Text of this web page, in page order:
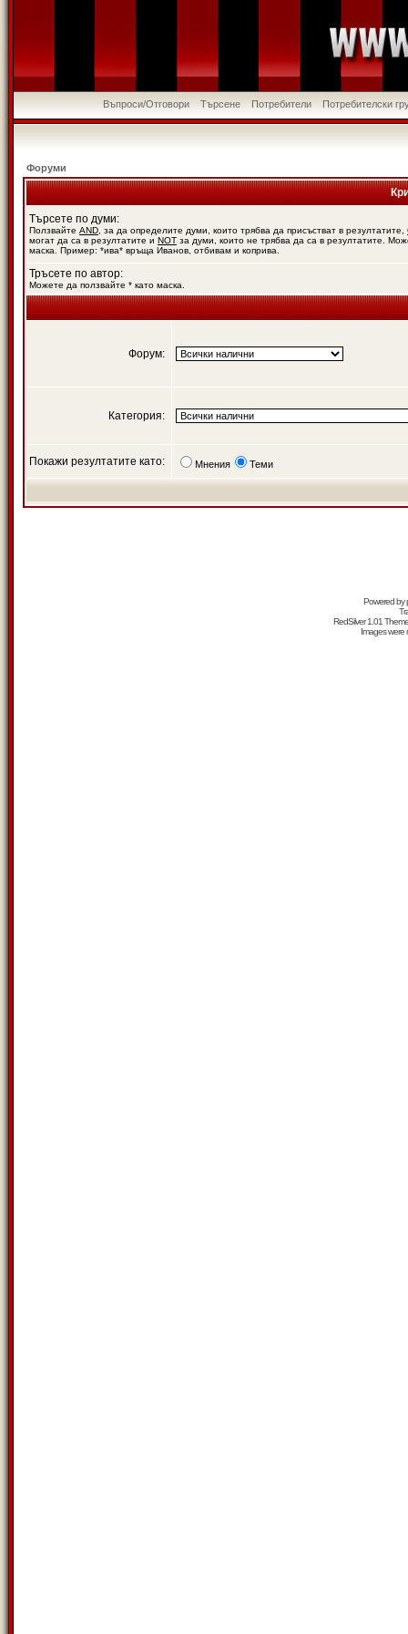
Въпроси/Отговори Търсене Потребители Потребителски
Форуми
Търсете по думи:
Ползвайте AND , за да определите думи, които трябва да присъстват в резултатите,
могат да са в резултатите и NOT за думи, които не трябва да са в резултатите.
маска. Пример: *ива* връща Иванов, отбивам и коприва.
Тръсете по автор:
Можете да ползвайте * като маска.
Форум:
Категория:
Покажи резултатите като: Мнения Теми
Powered by
RedSilver 1.01
Images were